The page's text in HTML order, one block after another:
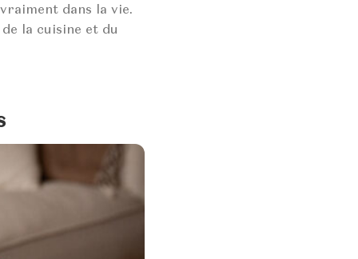
dans la vie.
la cuisine et du